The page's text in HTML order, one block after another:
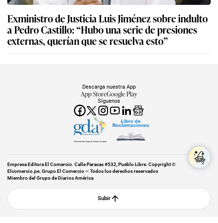
Exministro de Justicia Luis Jiménez sobre indulto
a Pedro Castillo: “Hubo una serie de presiones
externas, querían que se resuelva esto”
Síguenos
Descarga nuestra App
App StoreGoogle Play
Miembro del Grupo de Diarios América
Empresa Editora El Comercio. Calle Paracas #532, Pueblo Libre. Copyright ©
Elcomercio.pe. Grupo El Comercio — Todos los derechos reservados
Miembro del Grupo de Diarios América
Subir